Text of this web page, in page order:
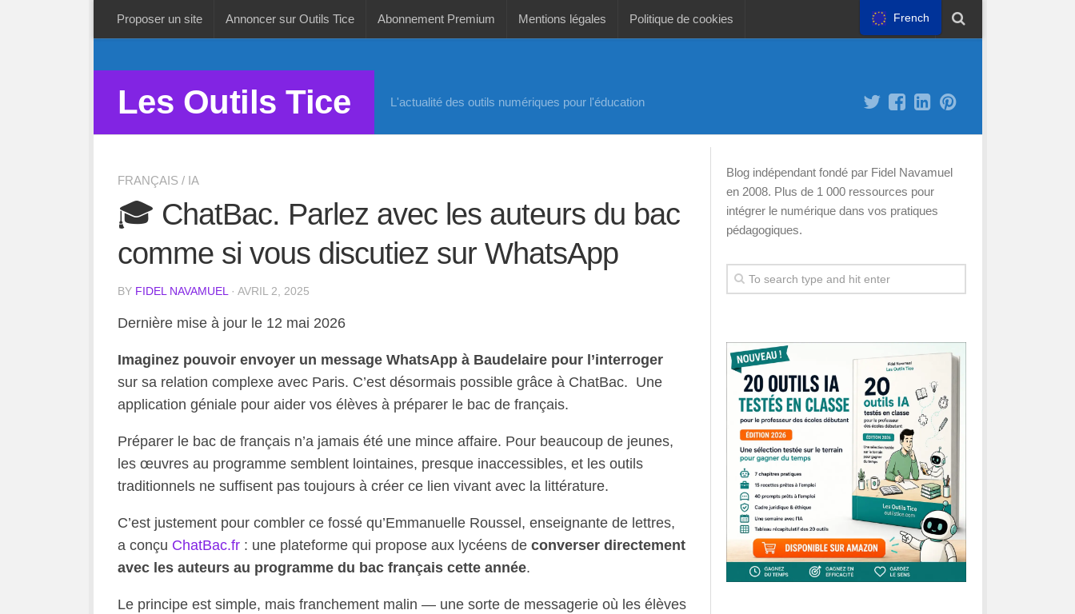
Proposer un site Annoncer sur Outils Tice Abonnement Premium Mentions légales Politique de cookies
Les Outils Tice L'actualité des outils numériques pour l'éducation
FRANÇAIS / IA
🎓 ChatBac. Parlez avec les auteurs du bac
comme si vous discutiez sur WhatsApp
BY FIDEL NAVAMUEL · AVRIL 2, 2025
Dernière mise à jour le 12 mai 2026
Imaginez pouvoir envoyer un message WhatsApp à Baudelaire pour l’interroger
sur sa relation complexe avec Paris. C’est désormais possible grâce à ChatBac. Une
application géniale pour aider vos élèves à préparer le bac de français.
Préparer le bac de français n’a jamais été une mince affaire. Pour beaucoup de jeunes,
les œuvres au programme semblent lointaines, presque inaccessibles, et les outils
traditionnels ne suffisent pas toujours à créer ce lien vivant avec la littérature.
C’est justement pour combler ce fossé qu’Emmanuelle Roussel, enseignante de lettres,
a conçu ChatBac.fr: une plateforme qui propose aux lycéens deconverser directement
avec les auteurs au programme du bac français cette année.
Le principe est simple, mais franchement malin — une sorte de messagerie où les élèves
Blog indépendant fondé par Fidel Navamuel
en 2008. Plus de 1 000 ressources pour
intégrer le numérique dans vos pratiques
pédagogiques.
French